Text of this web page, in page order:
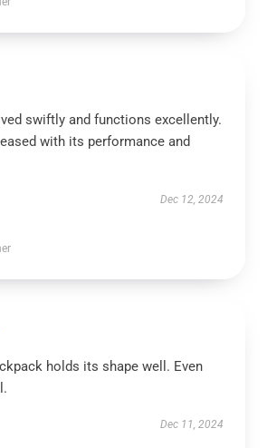
swiftly and functions excellently.
with its performance and
Dec 12, 2024
holds its shape well. Even
Dec 11, 2024